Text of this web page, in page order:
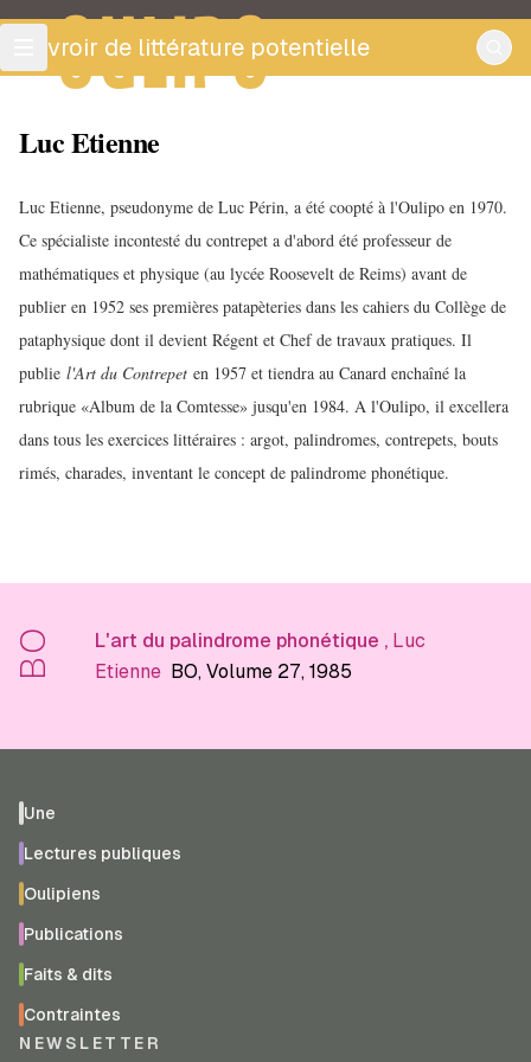
OULIPO
ouvroir de littérature potentielle
Luc Etienne
Luc Etienne, pseudonyme de Luc Périn, a été coopté à l'Oulipo en 1970.
Ce spécialiste incontesté du contrepet a d'abord été professeur de
mathématiques et physique (au lycée Roosevelt de Reims) avant de
publier en 1952 ses premières patapèteries dans les cahiers du Collège de
pataphysique dont il devient Régent et Chef de travaux pratiques. Il
publie l'Art du Contrepet en 1957 et tiendra au Canard enchaîné la
rubrique «Album de la Comtesse» jusqu'en 1984. A l'Oulipo, il excellera
dans tous les exercices littéraires : argot, palindromes, contrepets, bouts
rimés, charades, inventant le concept de palindrome phonétique.
BO L'art du palindrome phonétique , Luc
Etienne BO, Volume 27, 1985
Une
Lectures publiques
Oulipiens
Publications
Faits & dits
Contraintes
NEWSLETTER